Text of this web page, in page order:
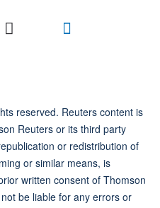
reserved. Reuters content is
Reuters or its third party
or redistribution of
or similar means, is
written consent of Thomson
be liable for any errors or